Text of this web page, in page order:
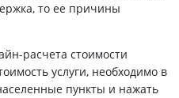
то ее причины
расчета стоимости
услуги, необходимо в
пункты и нажать